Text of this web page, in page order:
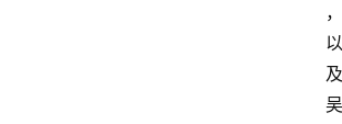
，
以
及
吴